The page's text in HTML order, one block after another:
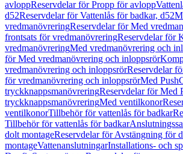
avloppReservdelar för Propp för avlopp
d52Reservdelar för Vattenlås för badkar, d52
vredmanövreringReservdelar för Med
frontsats för vredmanövreringReservdelar för
vredmanövreringMed vredmanövrering och
för Med vredmanövrering och inloppsrör
vredmanövrering och inloppsrörReservdelar
för vredmanövrering och inloppsrörMed
tryckknappsmanövreringReservdelar för Med
tryckknappsmanövreringMed ventilkonor
ventilkonorTillbehör för vattenlås för badkar
Tillbehör för vattenlås för badkar
dolt montageReservdelar för Avstängning för
montageVattenanslutningarInstallations- och